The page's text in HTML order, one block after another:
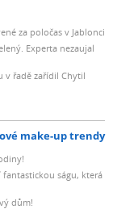
za poločas v Jablonci
Experta nezaujal
v řadě zařídil Chytil
make-up trendy
fantastickou ságu, která
dům!